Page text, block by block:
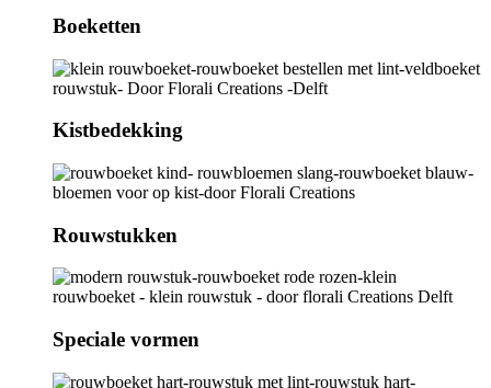
Boeketten
Kistbedekking
Rouwstukken
Speciale vormen